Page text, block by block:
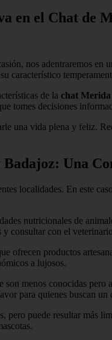
en el Chat de
nos adentraremos en
característico
de la chat
tomes decisiones
una vida plena y feliz.
Una
localidades. En este
nutricionales de
consultar con el
ofrecen productos
a lujosos.
menos conocidas
para quienes buscan un
puede resultar más